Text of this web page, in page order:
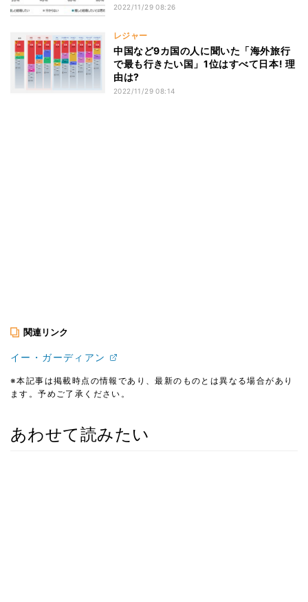
2022/11/29 08:26
レジャー
中国など9カ国の人に聞いた「海外旅行
で最も行きたい国」1位はすべて日本! 理
由は?
2022/11/29 08:14
関連リンク
イー・ガーディアン
※本記事は掲載時点の情報であり、最新のものとは異なる場合があり
ます。予めご了承ください。
あわせて読みたい